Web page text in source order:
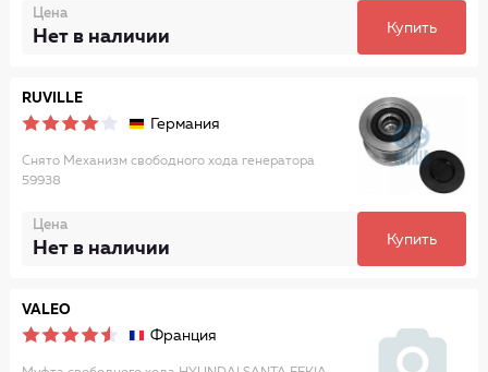
Цена
Нет в наличии Купить
RUVILLE
Германия
Снято Механизм свободного хода генератора
59938
Цена
Нет в наличии Купить
VALEO
Франция